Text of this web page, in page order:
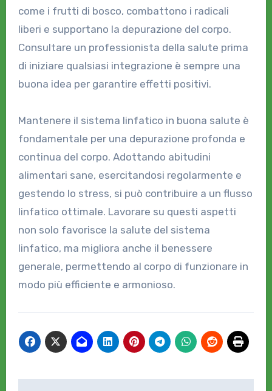
come i frutti di bosco, combattono i radicali
liberi e supportano la depurazione del corpo.
Consultare un professionista della salute prima
di iniziare qualsiasi integrazione è sempre una
buona idea per garantire effetti positivi.
Mantenere il sistema linfatico in buona salute è
fondamentale per una depurazione profonda e
continua del corpo. Adottando abitudini
alimentari sane, esercitandosi regolarmente e
gestendo lo stress, si può contribuire a un flusso
linfatico ottimale. Lavorare su questi aspetti
non solo favorisce la salute del sistema
linfatico, ma migliora anche il benessere
generale, permettendo al corpo di funzionare in
modo più efficiente e armonioso.